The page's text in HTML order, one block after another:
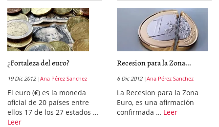
¿Fortaleza del euro?
19 Dic 2012 Ana Pérez Sanchez
El euro (€) es la moneda
oficial de 20 países entre
ellos 17 de los 27 estados …
Leer
Recesion para la Zona...
6 Dic 2012 Ana Pérez Sanchez
La Recesion para la Zona
Euro, es una afirmación
confirmada … Leer